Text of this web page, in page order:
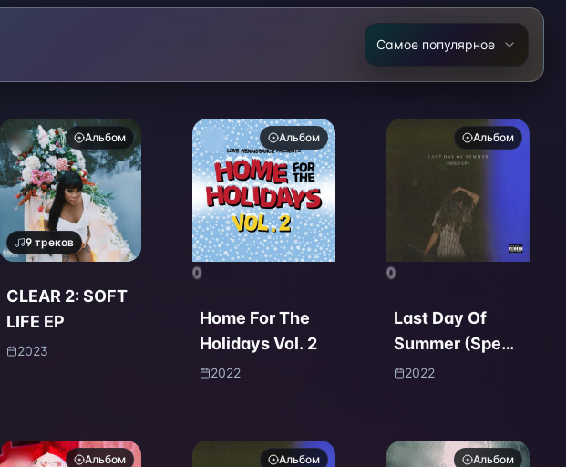
Самое популярное
Альбом
9 треков
CLEAR 2: SOFT
LIFE EP
2023
Альбом
0
Home For The
Holidays Vol. 2
2022
Альбом
0
Last Day Of
Summer (Sped
Up)
2022
Альбом Альбом Альбом